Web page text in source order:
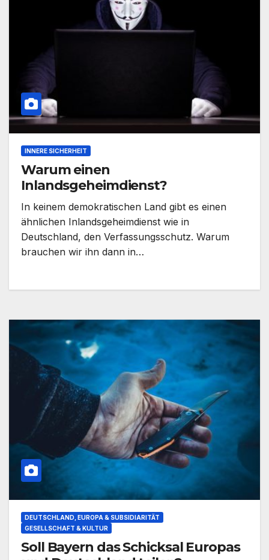
INNERE SICHERHEIT
Warum einen
Inlandsgeheimdienst?
In keinem demokratischen Land gibt es einen
ähnlichen Inlandsgeheimdienst wie in
Deutschland, den Verfassungsschutz. Warum
brauchen wir ihn dann in…
DEUTSCHLAND, EUROPA & SUBSIDIARITÄT
GESELLSCHAFT & KULTUR
Soll Bayern das Schicksal Europas